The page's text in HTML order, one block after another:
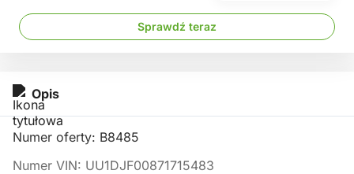
Opis
Numer oferty: B8485
Numer VIN: UU1DJF00871715483
Sprawdź teraz